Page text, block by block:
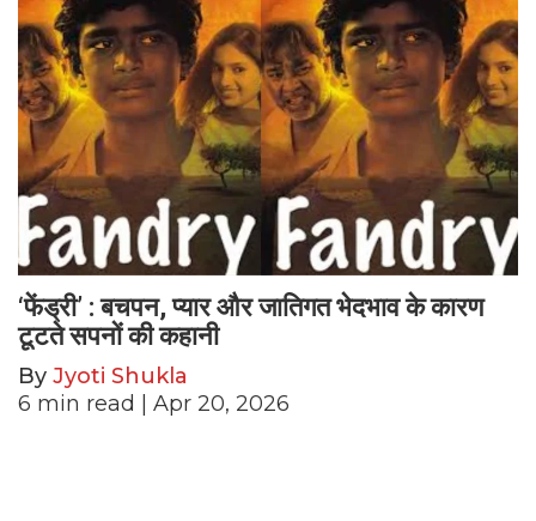
‘फेंड्री’ : बचपन, प्यार और जातिगत भेदभाव के कारण
टूटते सपनों की कहानी
By Jyoti Shukla
6 min read | Apr 20, 2026